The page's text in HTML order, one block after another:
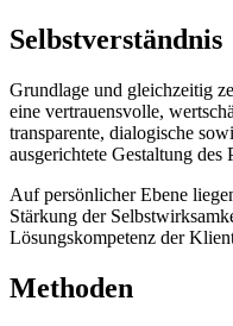
Selbstverständnis
Grundlage und gleichzeitig
eine vertrauensvolle,
transparente, dialogische
ausgerichtete Gestaltung des
Auf persönlicher Ebene
Stärkung der
Lösungskompetenz der
Methoden